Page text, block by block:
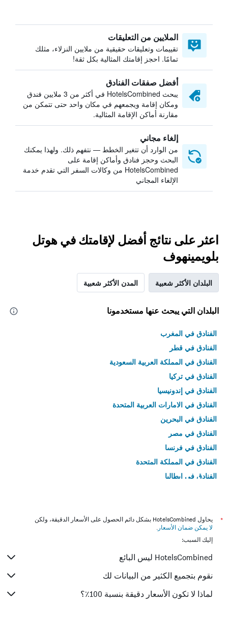
الملايين من التعليقات
تقييمات وتعليقات حقيقية من ملايين النزلاء، مثلك
تمامًا. احجز إقامتك المثالية بكل ثقة!
أفضل صفقات الفنادق
يبحث HotelsCombined في أكثر من 3 ملايين فندق
ومكان إقامة ويجمعهم في مكان واحد حتى تتمكن من
مقارنة أماكن الإقامة المثالية.
إلغاء مجاني
من الوارد أن تتغير الخطط — نتفهم ذلك. ولهذا يمكنك
البحث وحجز فنادق وأماكن إقامة على
HotelsCombined من وكالات السفر التي تقدم خدمة
الإلغاء المجاني
اعثر على نتائج أفضل لإقامتك في هوتل
بلويمينهوف
البلدان الأكثر شعبية المدن الأكثر شعبية
البلدان التي يبحث عنها مستخدمونا
الفنادق في المغرب
الفنادق في قطر
الفنادق في المملكة العربية السعودية
الفنادق في تركيا
الفنادق في إندونيسيا
الفنادق في الامارات العربية المتحدة
الفنادق في البحرين
الفنادق في مصر
الفنادق في فرنسا
الفنادق في المملكة المتحدة
الفنادق في إيطاليا
*
يحاول HotelsCombined بشكل دائم الحصول على الأسعار الدقيقة، ولكن
لا يمكن ضمان الأسعار .
إليك السبب:
HotelsCombined ليس البائع
نقوم بتجميع الكثير من البيانات لك
لماذا لا تكون الأسعار دقيقة بنسبة 100٪؟